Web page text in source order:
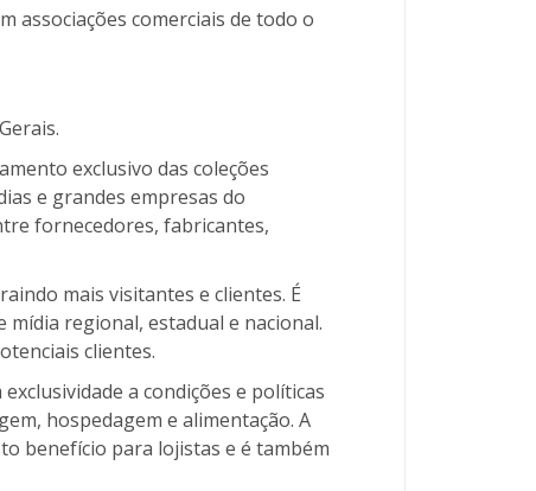
associações comerciais de todo o
exclusivo das coleções
e grandes empresas do
fornecedores, fabricantes,
mais visitantes e clientes. É
regional, estadual e nacional.
clientes.
a condições e políticas
hospedagem e alimentação. A
benefício para lojistas e é também